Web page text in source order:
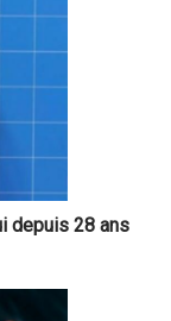
depuis 28 ans